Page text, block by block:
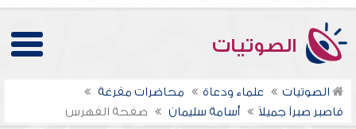
الصوتيات
الصوتيات علماء ودعاة
محاضرات مفرغة
فاصبر صبراً جميلاً
أسامة سليمان صفحة الفهرس